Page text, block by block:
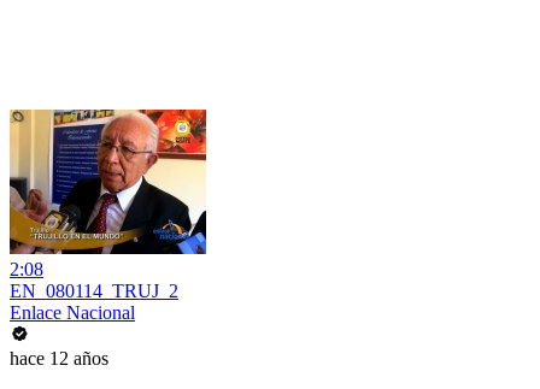
2:08
EN_080114_TRUJ_2
Enlace Nacional
hace 12 años